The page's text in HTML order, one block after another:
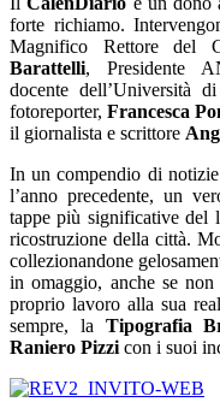
forte richiamo.
Magnifico Rettore del
Barattelli, Presidente
docente dell’Università
fotoreporter, Francesca
il giornalista e scrittore
In un compendio di
l’anno precedente, un
tappe più significative del
ricostruzione della città.
collezionandone
in omaggio, anche se
proprio lavoro alla sua
sempre, la Tipografia
Raniero Pizzi con i suoi